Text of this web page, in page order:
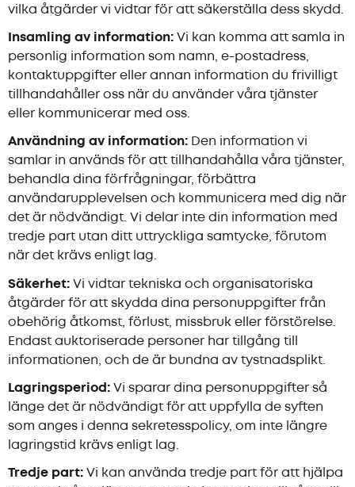
vilka åtgärder vi vidtar för att säkerställa dess skydd.
Insamling av information: Vi kan komma att samla in
personlig information som namn, e-postadress,
kontaktuppgifter eller annan information du frivilligt
tillhandahåller oss när du använder våra tjänster
eller kommunicerar med oss.
Användning av information: Den information vi
samlar in används för att tillhandahålla våra tjänster,
behandla dina förfrågningar, förbättra
användarupplevelsen och kommunicera med dig när
det är nödvändigt. Vi delar inte din information med
tredje part utan ditt uttryckliga samtycke, förutom
när det krävs enligt lag.
Säkerhet: Vi vidtar tekniska och organisatoriska
åtgärder för att skydda dina personuppgifter från
obehörig åtkomst, förlust, missbruk eller förstörelse.
Endast auktoriserade personer har tillgång till
informationen, och de är bundna av tystnadsplikt.
Lagringsperiod: Vi sparar dina personuppgifter så
länge det är nödvändigt för att uppfylla de syften
som anges i denna sekretesspolicy, om inte längre
lagringstid krävs enligt lag.
Tredje part: Vi kan använda tredje part för att hjälpa